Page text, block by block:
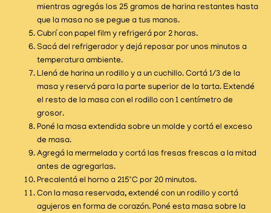
mientras agregás los 25 gramos de harina restantes hasta
que la masa no se pegue a tus manos.
Cubrí con papel film y refrigerá por 2 horas.
Sacá del refrigerador y dejá reposar por unos minutos a
temperatura ambiente.
Llená de harina un rodillo y a un cuchillo. Cortá 1/3 de la
masa y reservá para la parte superior de la tarta. Extendé
el resto de la masa con el rodillo con 1 centímetro de
grosor.
Poné la masa extendida sobre un molde y cortá el exceso
de masa.
Agregá la mermelada y cortá las fresas frescas a la mitad
antes de agregarlas.
Precalentá el horno a 215°C por 20 minutos.
Con la masa reservada, extendé con un rodillo y cortá
agujeros en forma de corazón. Poné esta masa sobre la